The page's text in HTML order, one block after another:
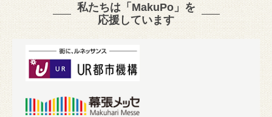
私たちは「MakuPo」を
応援しています